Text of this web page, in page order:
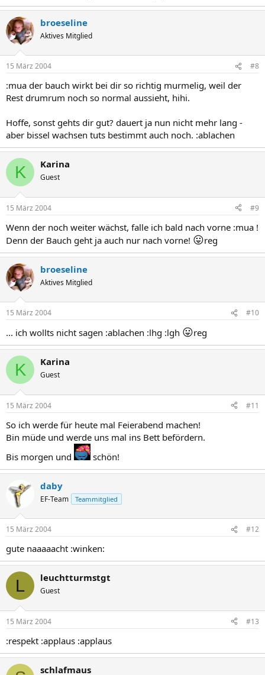
broeseline
Aktives Mitglied
15 März 2004 #8
:mua der bauch wirkt bei dir so richtig murmelig, weil der
Rest drumrum noch so normal aussieht, hihi.
Hoffe, sonst gehts dir gut? dauert ja nun nicht mehr lang -
aber bissel wachsen tuts bestimmt auch noch. :ablachen
K Karina
Guest
15 März 2004 #9
Wenn der noch weiter wächst, falle ich bald nach vorne :mua !
Denn der Bauch geht ja auch nur nach vorne! 😛reg
broeseline
Aktives Mitglied
15 März 2004 #10
... ich wollts nicht sagen :ablachen :lhg :lgh 😛reg
K Karina
Guest
15 März 2004 #11
So ich werde für heute mal Feierabend machen!
Bin müde und werde uns mal ins Bett befördern.
Bis morgen und
schön!
daby
EF-Team Teammitglied
15 März 2004 #12
gute naaaaacht :winken:
L leuchtturmstgt
Guest
15 März 2004 #13
:respekt :applaus :applaus
schlafmaus